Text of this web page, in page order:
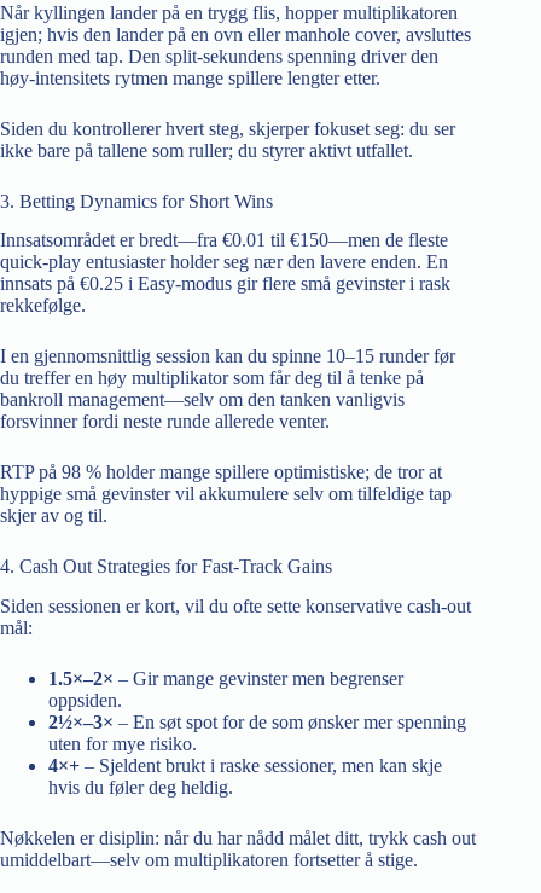
Når kyllingen lander på en trygg flis, hopper multiplikatoren
igjen; hvis den lander på en ovn eller manhole cover, avsluttes
runden med tap. Den split‑sekundens spenning driver den
høy‑intensitets rytmen mange spillere lengter etter.
Siden du kontrollerer hvert steg, skjerper fokuset seg: du ser
ikke bare på tallene som ruller; du styrer aktivt utfallet.
3. Betting Dynamics for Short Wins
Innsatsområdet er bredt—fra €0.01 til €150—men de fleste
quick‑play entusiaster holder seg nær den lavere enden. En
innsats på €0.25 i Easy-modus gir flere små gevinster i rask
rekkefølge.
I en gjennomsnittlig session kan du spinne 10–15 runder før
du treffer en høy multiplikator som får deg til å tenke på
bankroll management—selv om den tanken vanligvis
forsvinner fordi neste runde allerede venter.
RTP på 98 % holder mange spillere optimistiske; de tror at
hyppige små gevinster vil akkumulere selv om tilfeldige tap
skjer av og til.
4. Cash Out Strategies for Fast‑Track Gains
Siden sessionen er kort, vil du ofte sette konservative cash‑out
mål:
1.5×–2× – Gir mange gevinster men begrenser
oppsiden.
2½×–3× – En søt spot for de som ønsker mer spenning
uten for mye risiko.
4×+ – Sjeldent brukt i raske sessioner, men kan skje
hvis du føler deg heldig.
Nøkkelen er disiplin: når du har nådd målet ditt, trykk cash out
umiddelbart—selv om multiplikatoren fortsetter å stige.